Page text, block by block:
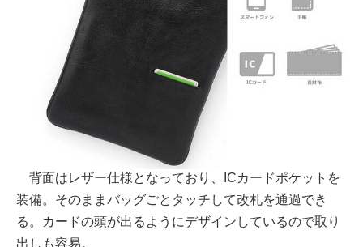
背面はレザー仕様となっており、ICカードポケットを
装備。そのままバッグごとタッチして改札を通過でき
る。カードの頭が出るようにデザインしているので取り
出しも容易。